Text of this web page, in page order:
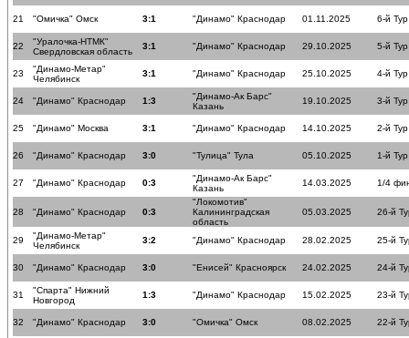
21 "Омичка" Омск 3:1 "Динамо" Краснодар 01.11.2025 6-й Тур
22
"Уралочка-НТМК"
Свердловская область
3:1 "Динамо" Краснодар 29.10.2025 5-й Тур
23
"Динамо-Метар"
Челябинск
3:1 "Динамо" Краснодар 25.10.2025 4-й Тур
24 "Динамо" Краснодар 1:3
"Динамо-Ак Барс"
Казань
19.10.2025 3-й Тур
25 "Динамо" Москва 3:1 "Динамо" Краснодар 14.10.2025 2-й Тур
26 "Динамо" Краснодар 3:0 "Тулица" Тула 05.10.2025 1-й Тур
27 "Динамо" Краснодар 0:3
"Динамо-Ак Барс"
Казань
14.03.2025 1/4
28 "Динамо" Краснодар 0:3
"Локомотив"
Калининградская
область
05.03.2025 26-й
29
"Динамо-Метар"
Челябинск
3:2 "Динамо" Краснодар 28.02.2025 25-й
30 "Динамо" Краснодар 3:0 "Енисей" Красноярск 24.02.2025 24-й
31
"Спарта" Нижний
Новгород
1:3 "Динамо" Краснодар 15.02.2025 23-й
32 "Динамо" Краснодар 3:0 "Омичка" Омск 08.02.2025 22-й